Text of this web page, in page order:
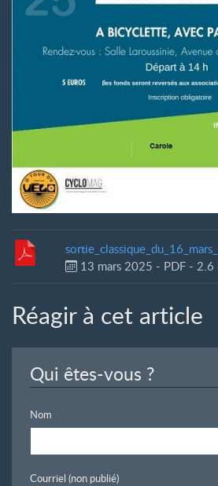
13 mars 2025 - PDF- 2.6
Réagir à cet article
Qui êtes-vous ?
Nom
Courriel (non publié)